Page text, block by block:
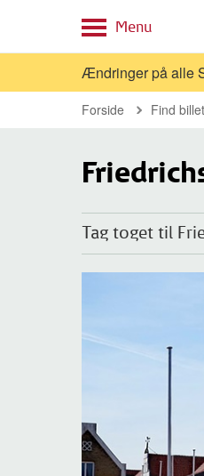
Menu
Ændringer på alle
Forside Find
Tag toget til